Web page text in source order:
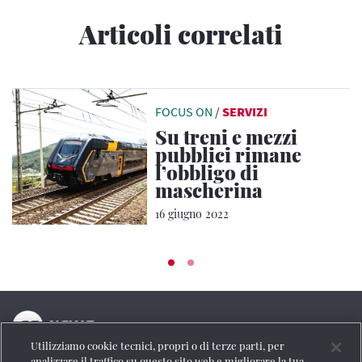
Articoli correlati
FOCUS ON /SERVIZI
Su treni e mezzi
pubblici rimane
l’obbligo di
mascherina
16 giugno 2022
La testata online del Gruppo FS Italiane
Utilizziamo cookie tecnici, propri o di terze parti, per